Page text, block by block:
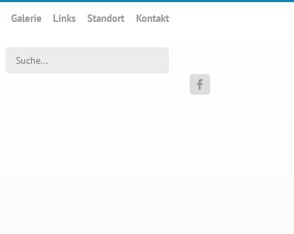
Galerie Links Standort Kontakt
